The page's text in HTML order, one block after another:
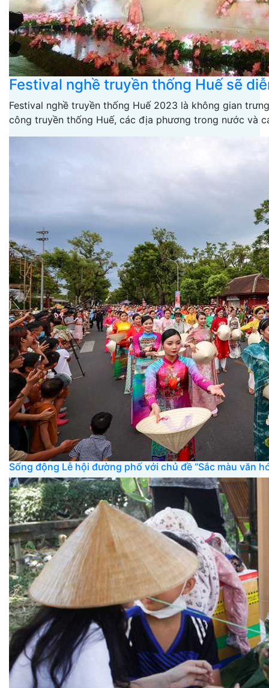
Festival nghề truyền thống Huế sẽ
Festival nghề truyền thống Huế 2023 là không gian
công truyền thống Huế, các địa phương trong nước và
Sống động Lễ hội đường phố với chủ đề “Sắc màu văn